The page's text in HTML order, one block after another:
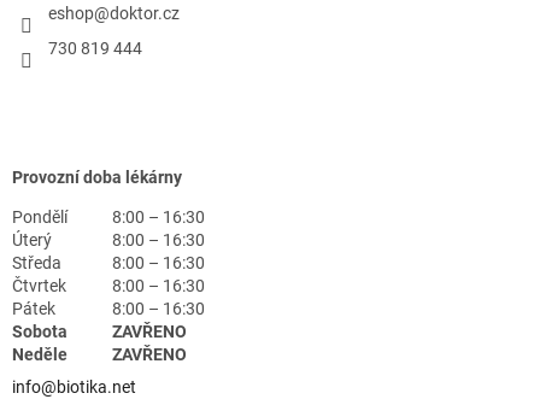
eshop@doktor.cz
730 819 444
Provozní doba lékárny
Pondělí
8:00 – 16:30
Úterý
8:00 – 16:30
Středa
8:00 – 16:30
Čtvrtek
8:00 – 16:30
Pátek
8:00 – 16:30
Sobota
ZAVŘENO
Neděle
ZAVŘENO
info@biotika.net